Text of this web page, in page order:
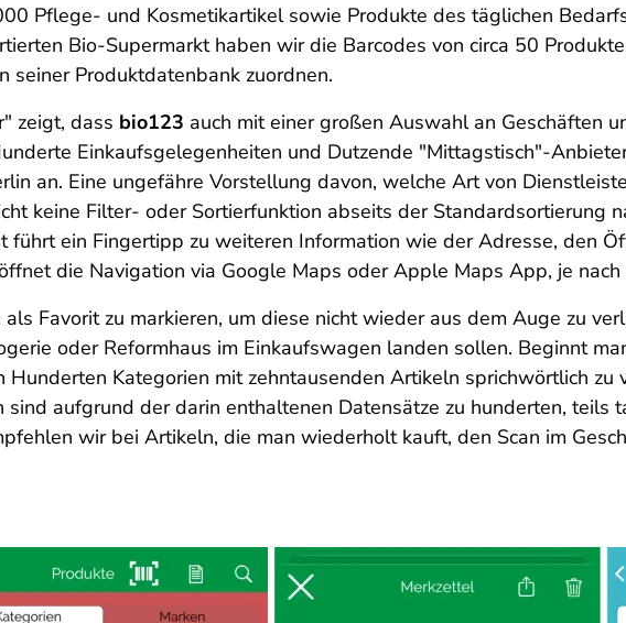
Pflege- und Kosmetikartikel sowie Produkte des täglichen
Bio-Supermarkt haben wir die Barcodes von circa 50
seiner Produktdatenbank zuordnen.
zeigt, dass bio123 auch mit einer großen Auswahl an Geschäften
Einkaufsgelegenheiten und Dutzende "Mittagstisch"-
an. Eine ungefähre Vorstellung davon, welche Art von
keine Filter- oder Sortierfunktion abseits der Standardsortierung
führt ein Fingertipp zu weiteren Information wie der Adresse, den
die Navigation via Google Maps oder Apple Maps App, je
Favorit zu markieren, um diese nicht wieder aus dem Auge zu
oder Reformhaus im Einkaufswagen landen sollen. Beginnt
Kategorien mit zehntausenden Artikeln sprichwörtlich zu
aufgrund der darin enthaltenen Datensätze zu hunderten, teils
wir bei Artikeln, die man wiederholt kauft, den Scan im